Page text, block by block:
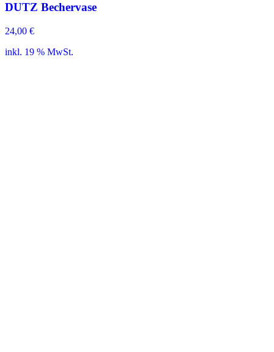
DUTZ Bechervase
24,00 €
inkl. 19 % MwSt.